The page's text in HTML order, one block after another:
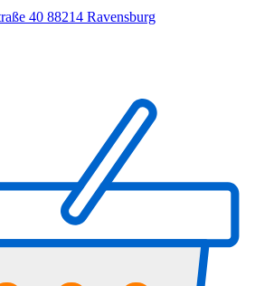
40 88214 Ravensburg